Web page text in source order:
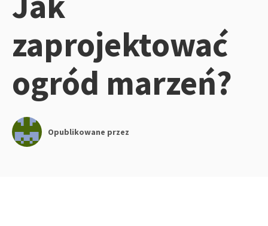
zaprojektować
ogród marzeń?
Opublikowane przez